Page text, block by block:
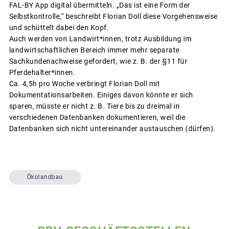
FAL-BY App digital übermitteln. „Das ist eine Form der
Selbstkontrolle,“ beschreibt Florian Doll diese Vorgehensweise
und schüttelt dabei den Kopf.
Auch werden von Landwirt*innen, trotz Ausbildung im
landwirtschaftlichen Bereich immer mehr separate
Sachkundenachweise gefordert, wie z. B. der §11 für
Pferdehalter*innen.
Ca. 4,5h pro Woche verbringt Florian Doll mit
Dokumentationsarbeiten. Einiges davon könnte er sich
sparen, müsste er nicht z. B. Tiere bis zu dreimal in
verschiedenen Datenbanken dokumentieren, weil die
Datenbanken sich nicht untereinander austauschen (dürfen).
Ökolandbau